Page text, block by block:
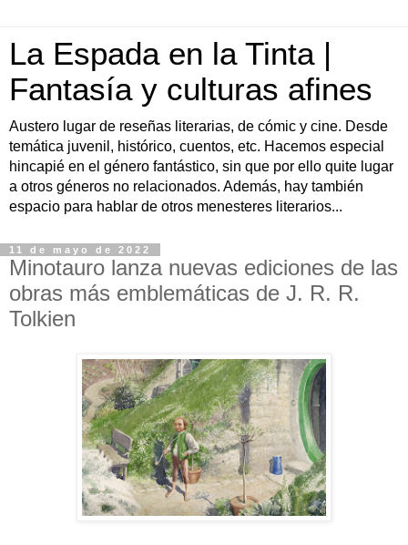
La Espada en la Tinta |
Fantasía y culturas afines
Austero lugar de reseñas literarias, de cómic y cine. Desde
temática juvenil, histórico, cuentos, etc. Hacemos especial
hincapié en el género fantástico, sin que por ello quite lugar
a otros géneros no relacionados. Además, hay también
espacio para hablar de otros menesteres literarios...
11 de mayo de 2022
Minotauro lanza nuevas ediciones de las
obras más emblemáticas de J. R. R.
Tolkien